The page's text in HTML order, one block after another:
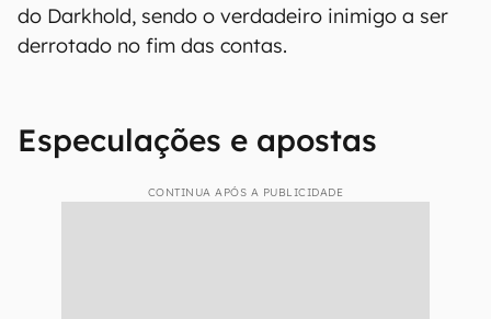
do Darkhold, sendo o verdadeiro inimigo a ser
derrotado no fim das contas.
Especulações e apostas
CONTINUA APÓS A PUBLICIDADE